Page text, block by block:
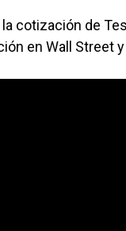
cotización de
en Wall Street